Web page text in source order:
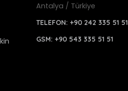
Antalya / Türkiye
TELEFON:+90 242 335 51 51
GSM:+90 543 335 51 51